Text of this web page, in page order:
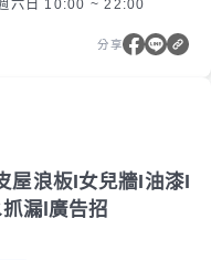
六日 10:00 ~ 22:00
分享
屋浪板I女兒牆I油漆I
漏l廣告招